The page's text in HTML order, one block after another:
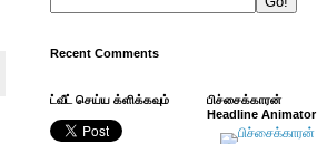
Recent Comments
ட்வீட் செய்ய க்ளிக்கவும்
பிச்சைக்காரன்
Headline Animator